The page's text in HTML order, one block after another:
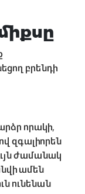
բրենդի
որակի,
զգալիորեն
ժամանակ
ամեն
ունենան